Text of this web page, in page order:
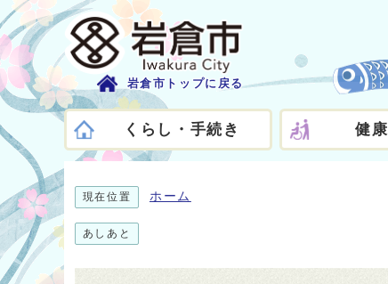
岩倉市トップに戻る
くらし・手続き 健
現在位置 ホーム
あしあと